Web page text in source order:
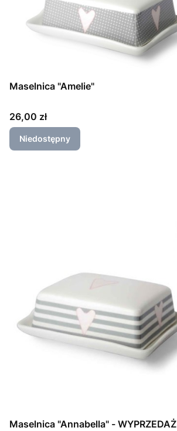
Maselnica "Amelie"
Cena
26,00 zł
Niedostępny
Maselnica "Annabella" - WYPRZEDAŻ